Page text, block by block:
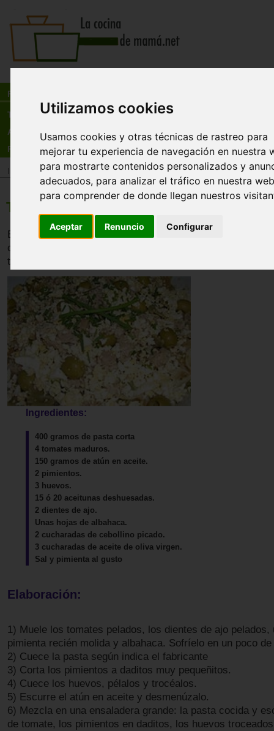
Utilizamos cookies
Usamos cookies y otras técnicas de rastreo para
mejorar tu experiencia de navegación en nuestra
para mostrarte contenidos personalizados y
adecuados, para analizar el tráfico en nuestra
para comprender de donde llegan nuestros
Aceptar Renuncio Configurar
Recetas
Tienda
Actualidad
Registro
Recetas >Pastas y arroces
Típica pasta de verano
Esta receta es la típica ensalada de pasta para verano.
comerla en la piscina o la playa, ya que se conserva bien
transporte.
Ingredientes:
400 gramos de pasta corta
4 tomates maduros.
150 gramos de atún en aceite.
2 pimientos.
3 huevos.
15 ó 20 aceitunas deshuesadas.
2 dientes de ajo.
Unas hojas de albahaca.
2 cucharadas de cebollino picado.
3 cucharadas de aceite de oliva virgen.
Sal y pimienta al gusto
Elaboración:
1) Muele los tomates pelados, los dientes de ajo pelados,
pimienta recién molida y albahaca. Sofríelo en un poco
2) Cuece la pasta según indica el fabricante
3) Corta los pimientos a daditos muy pequeñitos.
4) Cuece los huevos, pélalos y trocéalos.
5) Escurre el atún en aceite y desmenúzalo.
6) Mezcla en una ensaladera grande: la pasta cocida y
de tomate, los pimientos en daditos, los huevos